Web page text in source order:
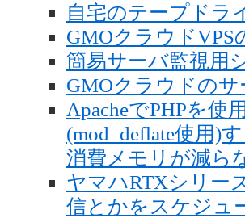
自宅のテープドラ
GMOクラウドVPS
簡易サーバ監視用
GMOクラウドの
ApacheでPHPを
(mod_deflate使用)
消費メモリが減ら
ヤマハRTXシリー
信とかをスケジュ